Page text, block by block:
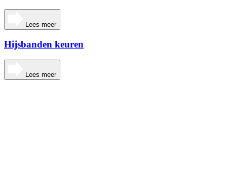
Lees meer
Hijsbanden keuren
Lees meer